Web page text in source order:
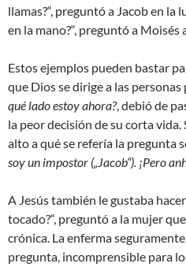
llamas?“, preguntó a Jacob en la
en la mano?“, preguntó a Moisés
Estos ejemplos pueden bastar
que Dios se dirige a las
qué lado estoy ahora?, debió de
la peor decisión de su corta
alto a qué se refería la pregunta
soy un impostor („Jacob“). ¡Pero
A Jesús también le gustaba
tocado?“, preguntó a la mujer
crónica. La enferma
pregunta, incomprensible para